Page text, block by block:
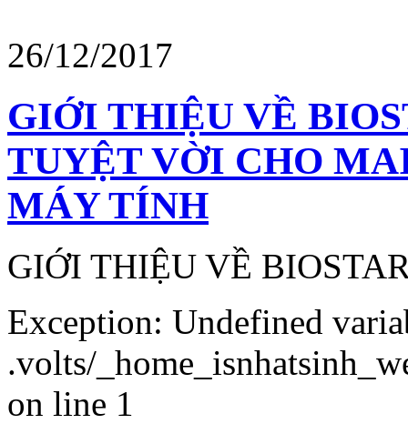
26/12/2017
GIỚI THIỆU VỀ
TUYỆT VỜI CHO
MÁY TÍNH
GIỚI THIỆU VỀ
Exception: Undefined
.volts/
on line 1